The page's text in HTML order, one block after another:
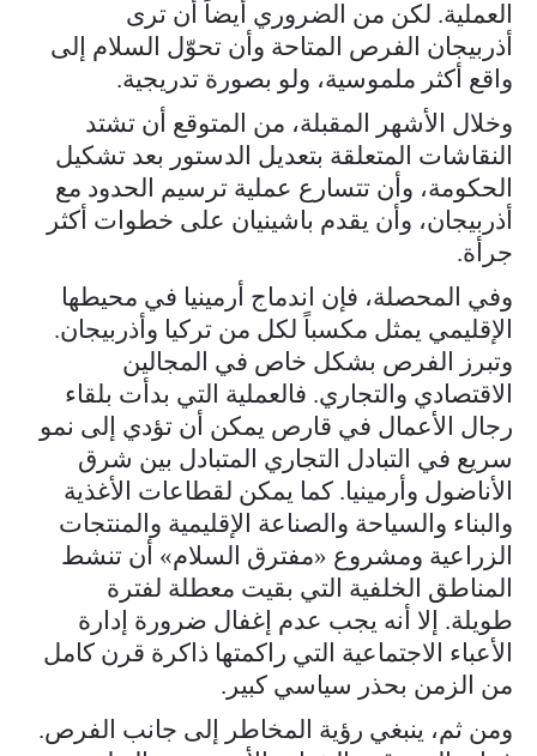
العملية. لكن من الضروري أيضاً أن ترى
أذربيجان الفرص المتاحة وأن تحوّل السلام إلى
واقع أكثر ملموسية، ولو بصورة تدريجية.
وخلال الأشهر المقبلة، من المتوقع أن تشتد
النقاشات المتعلقة بتعديل الدستور بعد تشكيل
الحكومة، وأن تتسارع عملية ترسيم الحدود مع
أذربيجان، وأن يقدم باشينيان على خطوات أكثر
جرأة.
وفي المحصلة، فإن اندماج أرمينيا في محيطها
الإقليمي يمثل مكسباً لكل من تركيا وأذربيجان.
وتبرز الفرص بشكل خاص في المجالين
الاقتصادي والتجاري. فالعملية التي بدأت بلقاء
رجال الأعمال في قارص يمكن أن تؤدي إلى نمو
سريع في التبادل التجاري المتبادل بين شرق
الأناضول وأرمينيا. كما يمكن لقطاعات الأغذية
والبناء والسياحة والصناعة الإقليمية والمنتجات
الزراعية ومشروع «مفترق السلام» أن تنشط
المناطق الخلفية التي بقيت معطلة لفترة
طويلة. إلا أنه يجب عدم إغفال ضرورة إدارة
الأعباء الاجتماعية التي راكمتها ذاكرة قرن كامل
من الزمن بحذر سياسي كبير.
ومن ثم، ينبغي رؤية المخاطر إلى جانب الفرص.